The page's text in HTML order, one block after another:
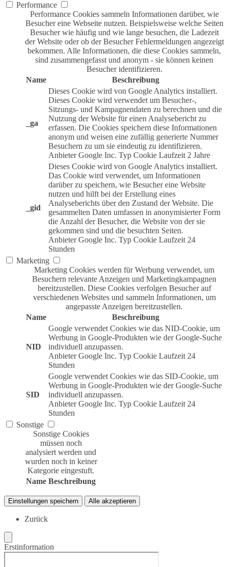
Performance
Performance Cookies sammeln Informationen darüber, wie
Besucher eine Webseite nutzen. Beispielsweise welche Seiten
Besucher wie häufig und wie lange besuchen, die Ladezeit
der Website oder ob der Besucher Fehlermeldungen angezeigt
bekommen. Alle Informationen, die diese Cookies sammeln,
sind zusammengefasst und anonym - sie können keinen
Besucher identifizieren.
Name
Beschreibung
_ga
Dieses Cookie wird von Google Analytics installiert.
Dieses Cookie wird verwendet um Besucher-,
Sitzungs- und Kampagnendaten zu berechnen und die
Nutzung der Website für einen Analysebericht zu
erfassen. Die Cookies speichern diese Informationen
anonym und weisen eine zufällig generierte Nummer
Besuchern zu um sie eindeutig zu identifizieren.
Anbieter Google Inc. Typ Cookie Laufzeit 2 Jahre
_gid
Dieses Cookie wird von Google Analytics installiert.
Das Cookie wird verwendet, um Informationen
darüber zu speichern, wie Besucher eine Website
nutzen und hilft bei der Erstellung eines
Analyseberichts über den Zustand der Website. Die
gesammelten Daten umfassen in anonymisierter Form
die Anzahl der Besucher, die Website von der sie
gekommen sind und die besuchten Seiten.
Anbieter Google Inc. Typ Cookie Laufzeit 24
Stunden
Marketing
Marketing Cookies werden für Werbung verwendet, um
Besuchern relevante Anzeigen und Marketingkampagnen
bereitzustellen. Diese Cookies verfolgen Besucher auf
verschiedenen Websites und sammeln Informationen, um
angepasste Anzeigen bereitzustellen.
Name
Beschreibung
NID
Google verwendet Cookies wie das NID-Cookie, um
Werbung in Google-Produkten wie der Google-Suche
individuell anzupassen.
Anbieter Google Inc. Typ Cookie Laufzeit 24
Stunden
SID
Google verwendet Cookies wie das SID-Cookie, um
Werbung in Google-Produkten wie der Google-Suche
individuell anzupassen.
Anbieter Google Inc. Typ Cookie Laufzeit 24
Stunden
Sonstige
Sonstige Cookies
müssen noch
analysiert werden und
wurden noch in keiner
Kategorie eingestuft.
Name Beschreibung
Einstellungen speichern Alle akzeptieren
Zurück
Erstinformation